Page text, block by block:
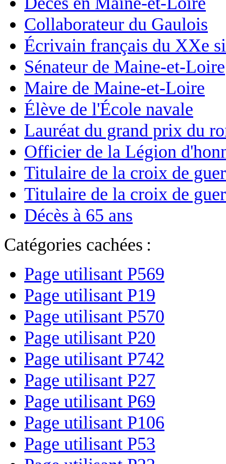
Collaborateur du Gaulois
Écrivain français du XXe
Sénateur de Maine-et-Loire
Maire de Maine-et-Loire
Élève de l'École navale
Lauréat du grand prix du
Officier de la Légion
Titulaire de la croix de
Titulaire de la croix de
Décès à 65 ans
Catégories cachées :
Page utilisant P569
Page utilisant P19
Page utilisant P570
Page utilisant P20
Page utilisant P742
Page utilisant P27
Page utilisant P69
Page utilisant P106
Page utilisant P53